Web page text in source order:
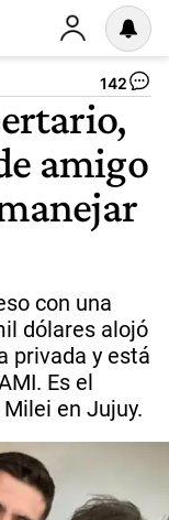
142
amigo
con una
dólares alojó
privada y está
Es el
en Jujuy.